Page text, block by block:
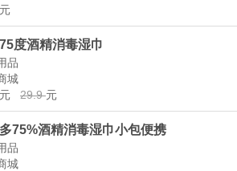
元
度酒精消毒湿巾
品
城
元 29.9元
75%酒精消毒湿巾小包便携
品
城